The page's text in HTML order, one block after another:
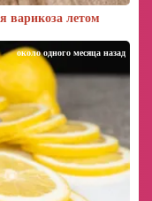
варикоза летом
около одного месяца назад